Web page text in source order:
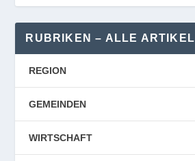
RUBRIKEN – ALLE ARTIKEL
REGION
GEMEINDEN
WIRTSCHAFT